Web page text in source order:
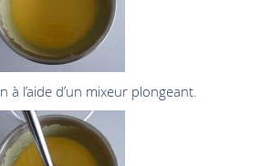
à l’aide d’un mixeur plongeant.